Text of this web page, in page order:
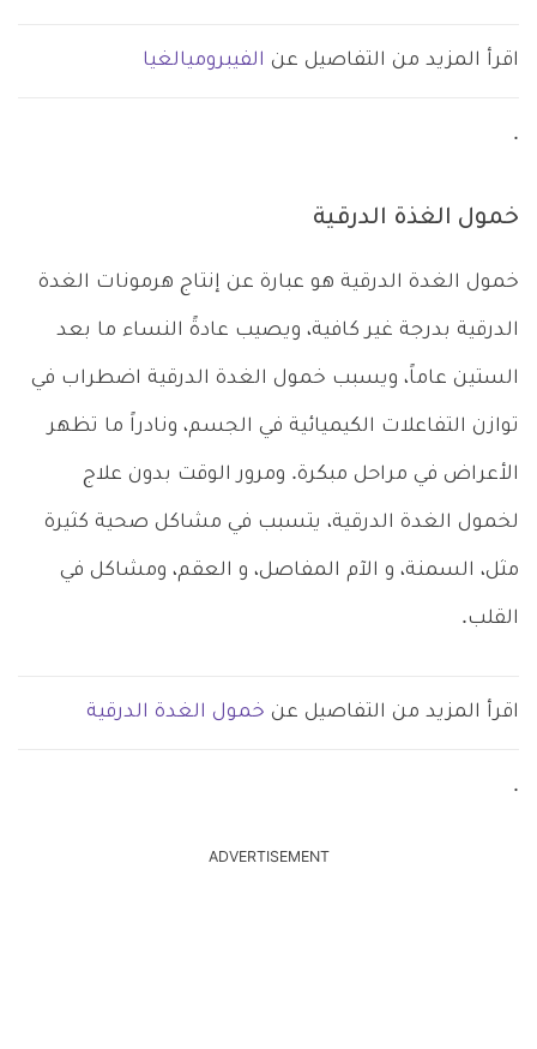
اقرأ المزيد من التفاصيل عن الفيبروميالغيا
.
خمول الغذة الدرقية
خمول الغدة الدرقية هو عبارة عن إنتاج هرمونات الغدة
الدرقية بدرجة غير كافية، ويصيب عادةً النساء ما بعد
الستين عاماً، ويسبب خمول الغدة الدرقية اضطراب في
توازن التفاعلات الكيميائية في الجسم، ونادراً ما تظهر
الأعراض في مراحل مبكرة. ومرور الوقت بدون علاج
لخمول الغدة الدرقية، يتسبب في مشاكل صحية كثيرة
مثل، السمنة، و الآم المفاصل، و العقم، ومشاكل في
القلب.
اقرأ المزيد من التفاصيل عن خمول الغدة الدرقية
.
ADVERTISEMENT